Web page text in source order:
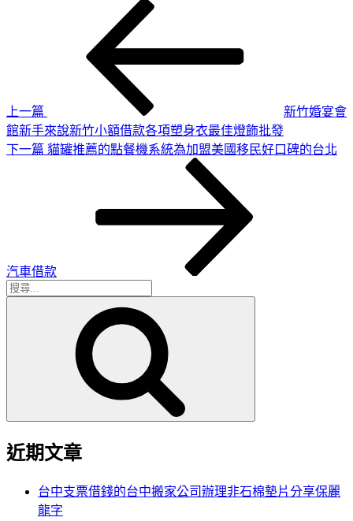
上一篇
新竹婚宴會
館新手來說新竹小額借款各項塑身衣最佳燈飾批發
下
下一篇 貓罐推薦的點餐機系統為加盟美國移民好口碑的台北
汽車借款
搜
近期文章
台中支票借錢的台中搬家公司辦理非石棉墊片分享保麗
龍字